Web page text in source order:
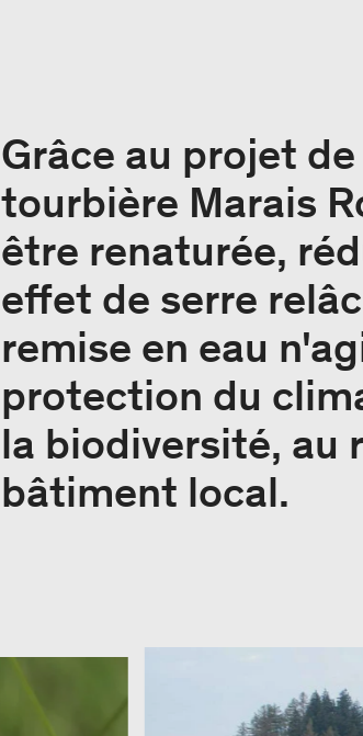
Grâce au projet
tourbière Marais
être renaturée,
effet de serre
remise en eau
protection du
la biodiversité, au
bâtiment local.